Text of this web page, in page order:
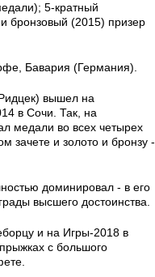
5-кратный
бронзовый (2015) призер
Бавария (Германия).
вышел на
в Сочи. Так, на
медали во всех четырех
зачете и золото и бронзу -
доминировал - в его
высшего достоинства.
и на Игры-2018 в
с большого